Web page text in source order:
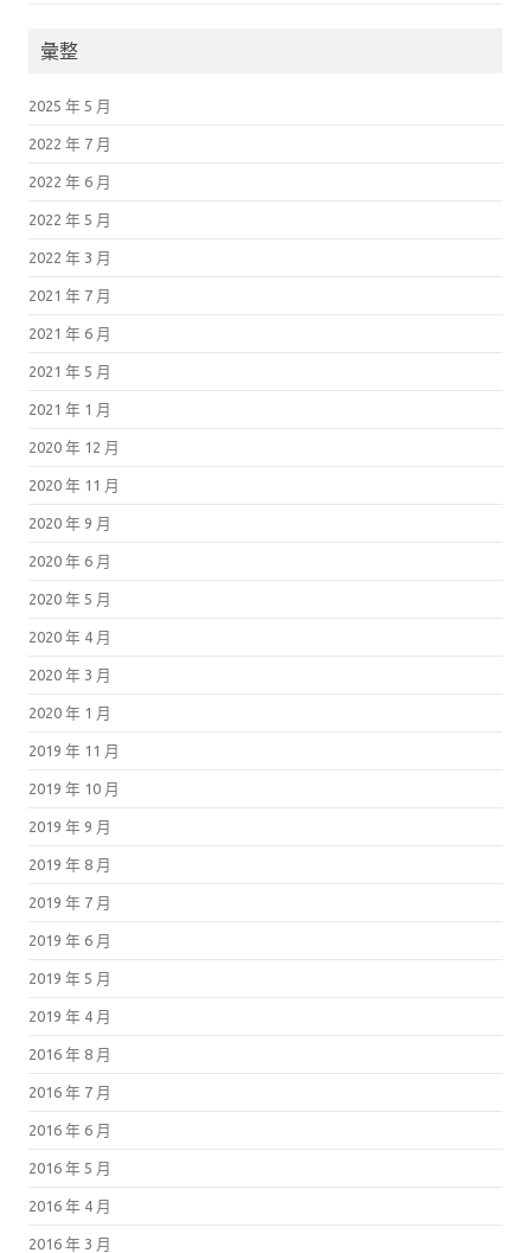
彙整
2025 年 5 月
2022 年 7 月
2022 年 6 月
2022 年 5 月
2022 年 3 月
2021 年 7 月
2021 年 6 月
2021 年 5 月
2021 年 1 月
2020 年 12 月
2020 年 11 月
2020 年 9 月
2020 年 6 月
2020 年 5 月
2020 年 4 月
2020 年 3 月
2020 年 1 月
2019 年 11 月
2019 年 10 月
2019 年 9 月
2019 年 8 月
2019 年 7 月
2019 年 6 月
2019 年 5 月
2019 年 4 月
2016 年 8 月
2016 年 7 月
2016 年 6 月
2016 年 5 月
2016 年 4 月
2016 年 3 月